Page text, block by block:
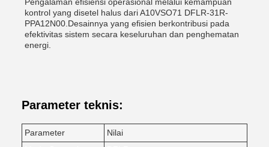
kontrol yang disetel halus dari A10VSO71 DFLR-31R-
PPA12N00.Desainnya yang efisien berkontribusi pada
efektivitas sistem secara keseluruhan dan penghematan
energi.
Parameter teknis:
Parameter
Nilai